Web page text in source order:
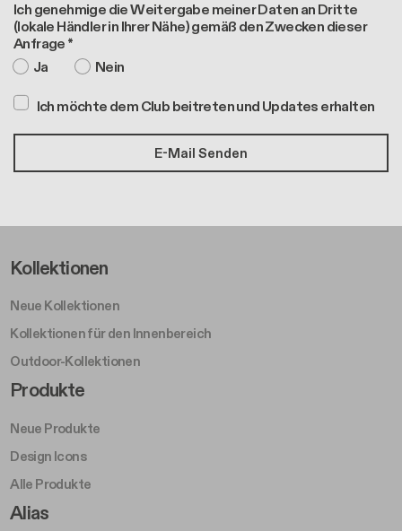
Ich genehmige die Weitergabe meiner Daten an Dritte
(lokale Händler in Ihrer Nähe) gemäß den Zwecken dieser
Anfrage *
Ja
Nein
Ich möchte dem Club beitreten und Updates erhalten
Footer Left Middle A
Kollektionen
Neue Kollektionen
Kollektionen für den Innenbereich
Outdoor-Kollektionen
Footer Right Middle A
Produkte
Neue Produkte
Design Icons
Alle Produkte
Footer Right A
Alias